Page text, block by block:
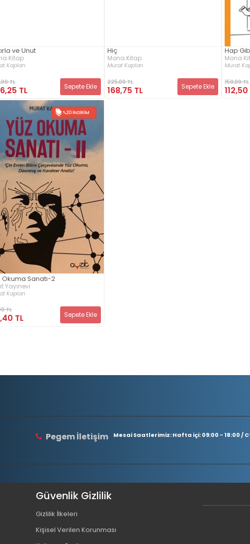
ve Unut
Kitap
Kaplan
TL
TL Sepete Ekle
Hiç
Mona Kitap
Murat Kaplan
225,00 TL
168,75 TL Sepete Ekle
Hap
Mona
Murat
150,00 TL
112,50
%20 İNDIRIM
Okuma Sanatı-2
Yayınevi
Kaplan
TL
TL Sepete Ekle
Pegem İletişim Mesai Saatlerimiz: Hafta içi: 09:00 - 18:00 /
Güvenlik Gizlilik
Gizlilik İlkeleri
Kişisel Verilen Korunması